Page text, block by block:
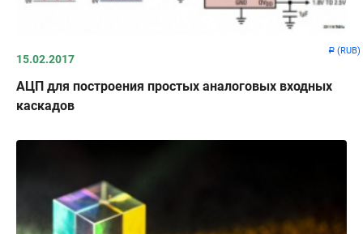
Р (RUB)
15.02.2017
АЦП для построения простых аналоговых входных
каскадов